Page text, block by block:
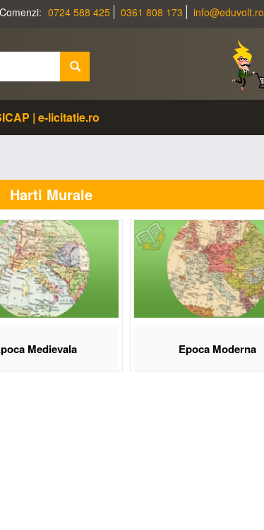
0724 588 425 0361 808 173 info@eduvolt.ro
| e-licitatie.ro
Harti Murale
Medievala Epoca Moderna